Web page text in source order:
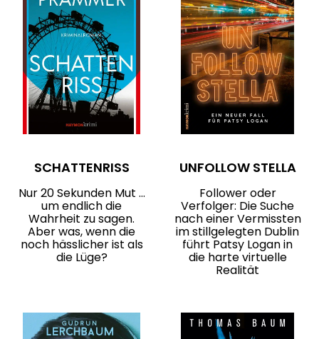
SCHATTENRISS
Nur 20 Sekunden Mut …
um endlich die
Wahrheit zu sagen.
Aber was, wenn die
noch hässlicher ist als
die Lüge?
UNFOLLOW STELLA
Follower oder
Verfolger: Die Suche
nach einer Vermissten
im stillgelegten Dublin
führt Patsy Logan in
die harte virtuelle
Realität